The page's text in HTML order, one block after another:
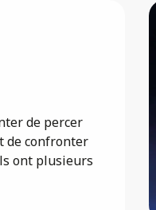
de percer
de confronter
ont plusieurs